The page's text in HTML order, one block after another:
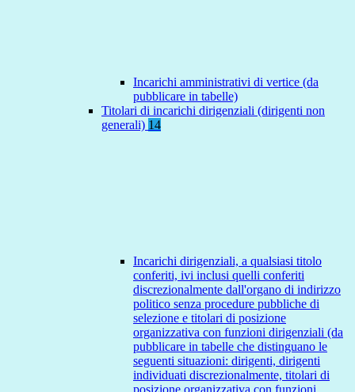
Incarichi amministrativi di vertice (da
pubblicare in tabelle)
Titolari di incarichi dirigenziali (dirigenti non
generali) 14
Incarichi dirigenziali, a qualsiasi titolo
conferiti, ivi inclusi quelli conferiti
discrezionalmente dall'organo di indirizzo
politico senza procedure pubbliche di
selezione e titolari di posizione
organizzativa con funzioni dirigenziali (da
pubblicare in tabelle che distinguano le
seguenti situazioni: dirigenti, dirigenti
individuati discrezionalmente, titolari di